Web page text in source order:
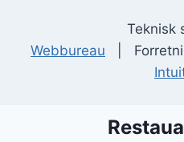
Teknisk
Webbureau |